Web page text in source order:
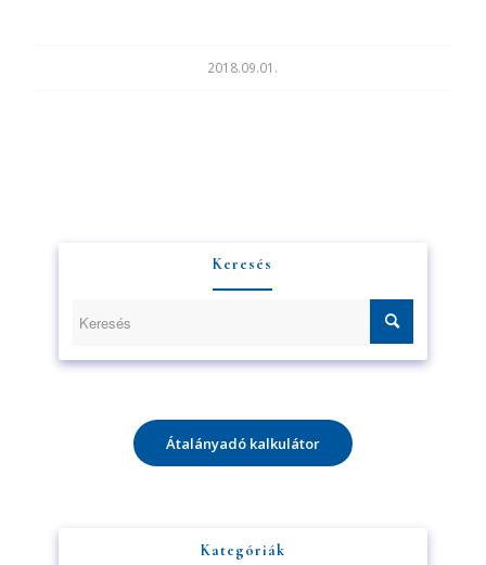
2018.09.01.
Keresés
Átalányadó kalkulátor
Kategóriák